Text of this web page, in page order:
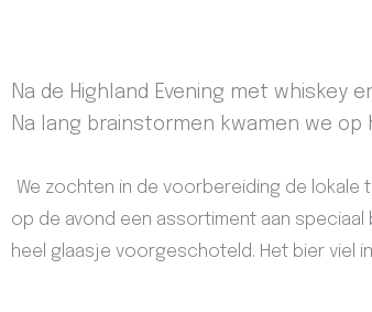
Na de Highland Evening met whiskey
Na lang brainstormen kwamen we op
We zochten in de voorbereiding de
op de avond een assortiment aan
heel glaasje voorgeschoteld. Het bier viel